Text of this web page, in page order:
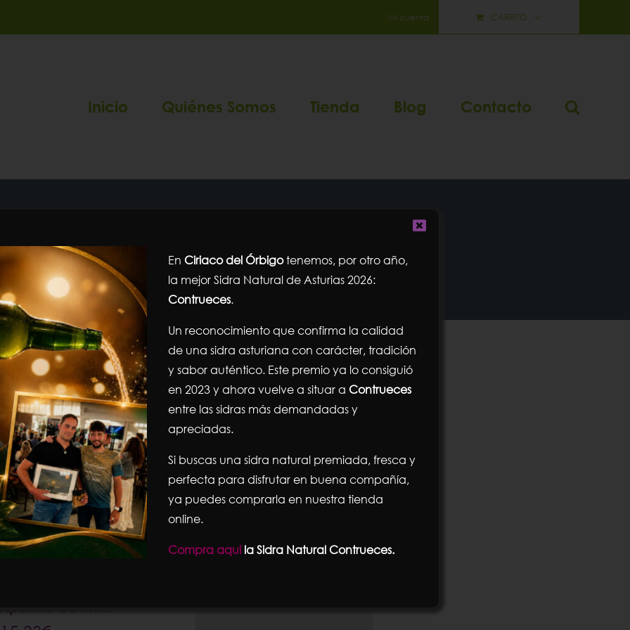
Mi cuenta CARRITO
Inicio Quiénes Somos Tienda Blog Contacto
picoteo gourmet
Portada
Ordena por Orden predeterminado Mostrar12 productos
En Ciriaco del Órbigotenemos, por otro año,
la mejor Sidra Natural de Asturias 2026:
Contrueces.
Un reconocimiento que confirma la calidad
de una sidra asturiana con carácter, tradición
y sabor auténtico. Este premio ya lo consiguió
en 2023 y ahora vuelve a situar a Contrueces
entre las sidras más demandadas y
apreciadas.
Si buscas una sidra natural premiada, fresca y
perfecta para disfrutar en buena compañía,
ya puedes comprarla en nuestra tienda
online.
Compra aquíla Sidra Natural Contrueces.